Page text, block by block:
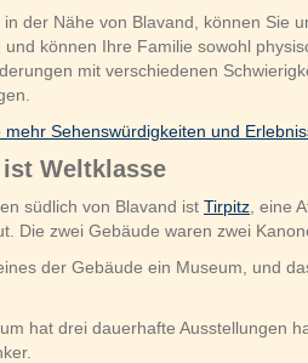
in der Nähe von Blavand, können Sie
und können Ihre Familie sowohl
mit verschiedenen
mehr Sehenswürdigkeiten und
Weltklasse
südlich von Blavand ist Tirpitz , eine
Die zwei Gebäude waren zwei
der Gebäude ein Museum, und
hat drei dauerhafte Ausstellungen